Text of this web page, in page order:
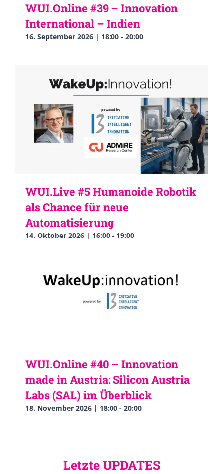
WUI.Online #39 – Innovation
International – Indien
16. September 2026 | 18:00 - 20:00
WUI.Live #5 Humanoide Robotik
als Chance für neue
Automatisierung
14. Oktober 2026 | 16:00 - 19:00
WUI.Online #40 – Innovation
made in Austria: Silicon Austria
Labs (SAL) im Überblick
18. November 2026 | 18:00 - 20:00
Letzte UPDATES